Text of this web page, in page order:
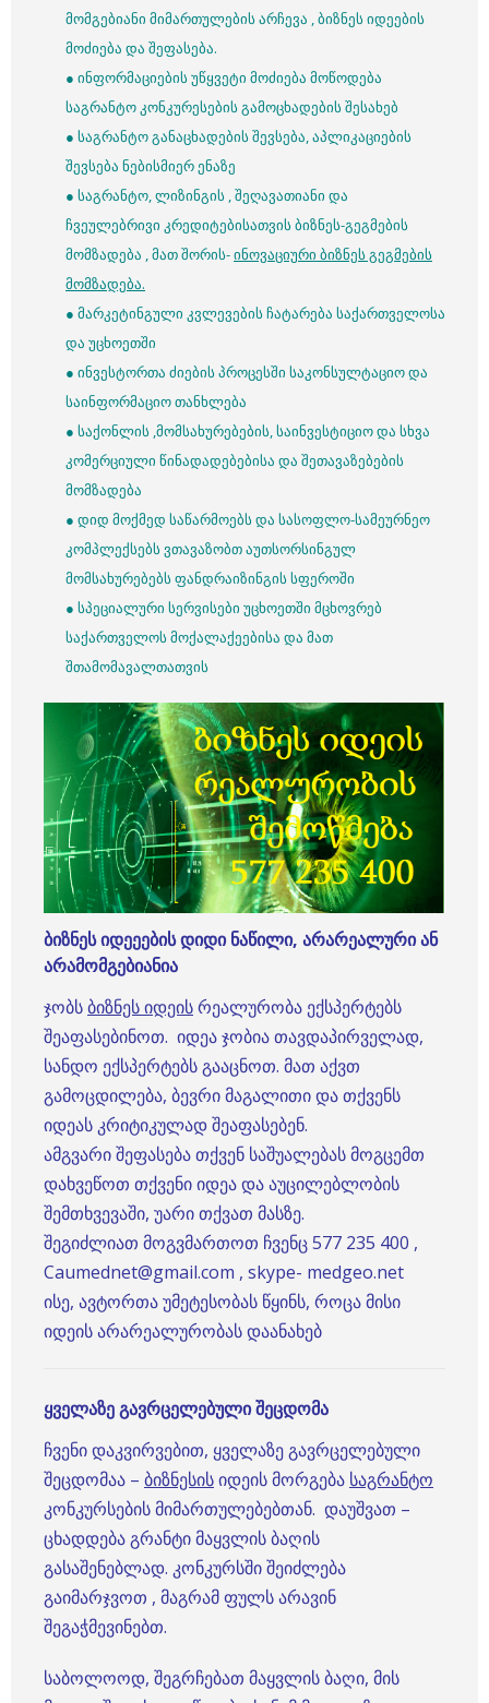
მომგებიანი მიმართულების არჩევა , ბიზნეს იდეების
მოძიება და შეფასება.
● ინფორმაციების უწყვეტი მოძიება მოწოდება
საგრანტო კონკურესების გამოცხადების შესახებ
● საგრანტო განაცხადების შევსება, აპლიკაციების
შევსება ნებისმიერ ენაზე
● საგრანტო, ლიზინგის , შეღავათიანი და
ჩვეულებრივი კრედიტებისათვის ბიზნეს-გეგმების
მომზადება , მათ შორის-ინოვაციური ბიზნეს გეგმების
მომზადება.
● მარკეტინგული კვლევების ჩატარება საქართველოსა
და უცხოეთში
● ინვესტორთა ძიების პროცესში საკონსულტაციო და
საინფორმაციო თანხლება
● საქონლის ,მომსახურებების, საინვესტიციო და სხვა
კომერციული წინადადებებისა და შეთავაზებების
მომზადება
● დიდ მოქმედ საწარმოებს და სასოფლო-სამეურნეო
კომპლექსებს ვთავაზობთ აუთსორსინგულ
მომსახურებებს ფანდრაიზინგის სფეროში
● სპეციალური სერვისები უცხოეთში მცხოვრებ
საქართველოს მოქალაქეებისა და მათ
შთამომავალთათვის
ბიზნეს იდეეების დიდი ნაწილი, არარეალური ან
არამომგებიანია
ჯობსბიზნეს იდეისრეალურობა ექსპერტებს
შეაფასებინოთ. იდეა ჯობია თავდაპირველად,
სანდო ექსპერტებს გააცნოთ. მათ აქვთ
გამოცდილება, ბევრი მაგალითი და თქვენს
იდეას კრიტიკულად შეაფასებენ.
ამგვარი შეფასება თქვენ საშუალებას მოგცემთ
დახვეწოთ თქვენი იდეა და აუცილებლობის
შემთხვევაში, უარი თქვათ მასზე.
შეგიძლიათ მოგვმართოთ ჩვენც 577 235 400 ,
Caumednet@gmail.com , skype- medgeo.net
ისე, ავტორთა უმეტესობას წყინს, როცა მისი
იდეის არარეალურობას დაანახებ
ყველაზე გავრცელებული შეცდომა
ჩვენი დაკვირვებით, ყველაზე გავრცელებული
შეცდომაა – ბიზნესისიდეის მორგება საგრანტო
კონკურსების მიმართულებებთან. დაუშვათ –
ცხადდება გრანტი მაყვლის ბაღის
გასაშენებლად. კონკურსში შეიძლება
გაიმარჯვოთ , მაგრამ ფულს არავინ
შეგაჭმევინებთ.
საბოლოოდ, შეგრჩებათ მაყვლის ბაღი, მის